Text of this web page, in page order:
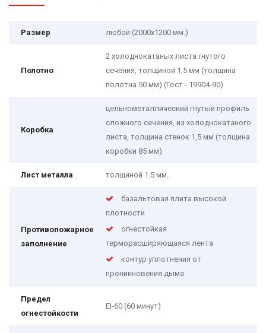
Размер любой (2000х1200 мм.)
Полотно
2 холоднокатаных листа гнутого
сечения, толщиной 1,5 мм (толщина
полотна 50 мм) (Гост - 19904-90)
Коробка
цельнометаллический гнутый профиль
сложного сечения, из холоднокатаного
листа, толщина стенок 1,5 мм (толщина
коробки 85 мм)
Лист металла толщиной 1.5 мм.
Противопожарное
заполнение
базальтовая плита высокой
плотности
огнестойкая
терморасширяющаяся лента
контур уплотнения от
проникновения дыма
Предел
огнестойкости
EI-60 (60 минут)